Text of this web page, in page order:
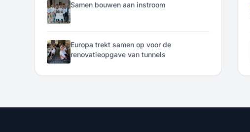
Samen bouwen aan instroom
Europa trekt samen op voor de
renovatieopgave van tunnels